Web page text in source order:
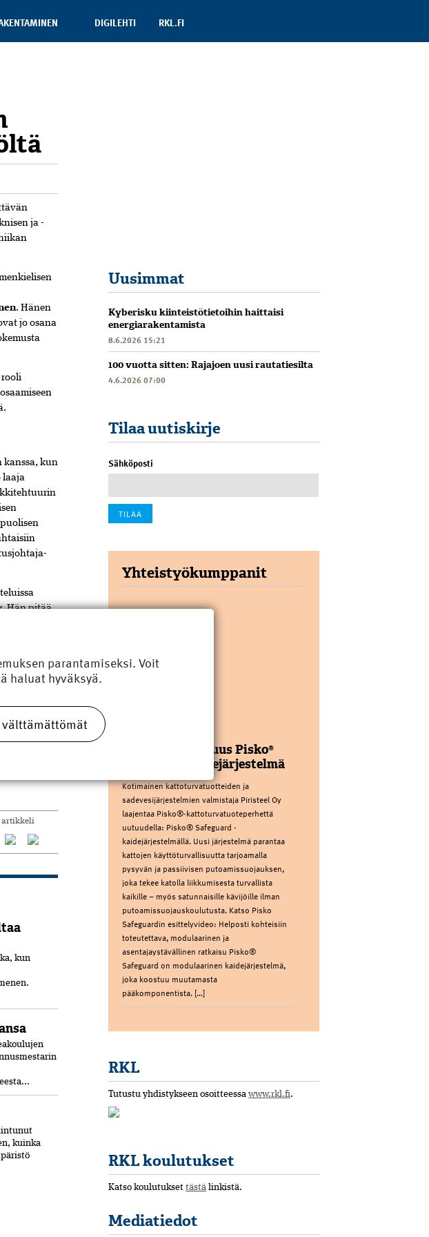
DIGILEHTI RKL.FI
ja -
. Hänen
jo osana
rooli
kanssa, kun
laaja
. Hän pitää
suuntaan,
suurin
joka
olla
artikkeli
kun
kuinka
Uusimmat
Kyberisku kiinteistötietoihin haittaisi
energiarakentamista
8.6.2026 15:21
100 vuotta sitten: Rajajoen uusi rautatiesilta
4.6.2026 07:00
Tilaa uutiskirje
Sähköposti
Yhteistyökumppanit
Kattoturvauutuus Pisko®
Safeguard kaidejärjestelmä
Kotimainen kattoturvatuotteiden ja
sadevesijärjestelmien valmistaja Piristeel Oy
laajentaa Pisko®-kattoturvatuoteperhettä
uutuudella: Pisko® Safeguard -
kaidejärjestelmällä. Uusi järjestelmä parantaa
kattojen käyttöturvallisuutta tarjoamalla
pysyvän ja passiivisen putoamissuojauksen,
joka tekee katolla liikkumisesta turvallista
kaikille – myös satunnaisille kävijöille ilman
putoamissuojauskoulutusta. Katso Pisko
Safeguardin esittelyvideo: Helposti kohteisiin
toteutettava, modulaarinen ja
asentajaystävällinen ratkaisu Pisko®
Safeguard on modulaarinen kaidejärjestelmä,
joka koostuu muutamasta
pääkomponentista. […]
RKL
Tutustu yhdistykseen osoitteessa www.rkl.fi.
RKL koulutukset
Katso koulutukset tästä linkistä.
Mediatiedot
parantamiseksi. Voit
haluat hyväksyä.
välttämättömät